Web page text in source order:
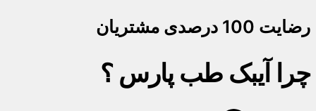
رضایت 100 درصدی مشتریان
چرا آیبک طب پارس ؟